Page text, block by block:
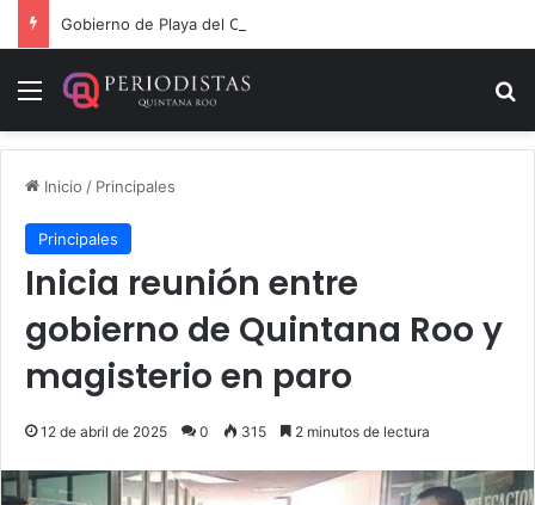
Menú
Inicio / Principales
Principales
Inicia reunión entre
gobierno de Quintana Roo y
magisterio en paro
12 de abril de 2025 0 315 2 minutos de lectura